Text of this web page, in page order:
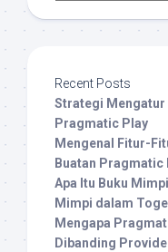
Recent Posts
Strategi Mengatur
Pragmatic Play
Mengenal Fitur-
Buatan Pragmatic
Apa Itu Buku
Mimpi dalam Togel
Mengapa
Dibanding